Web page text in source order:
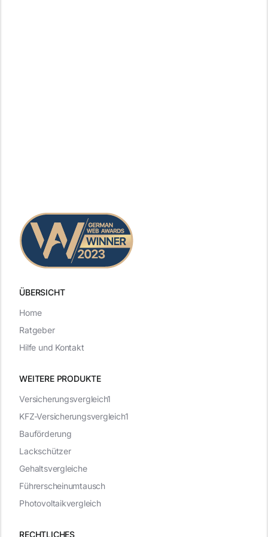
ÜBERSICHT
WEITERE PRODUKTE
RECHTLICHES
Versicherungsvergleich1
KFZ-Versicherungsvergleich1
Bauförderung
Lackschützer
Gehaltsvergleiche
Führerscheinumtausch
Photovoltaikvergleich
Home
Ratgeber
Hilfe und Kontakt